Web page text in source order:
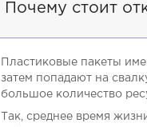
Почему стоит
Пластиковые пакеты
затем попадают на
большое количество
Так, среднее время